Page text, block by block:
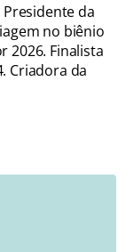
Presidente da
no biênio
2026. Finalista
Criadora da